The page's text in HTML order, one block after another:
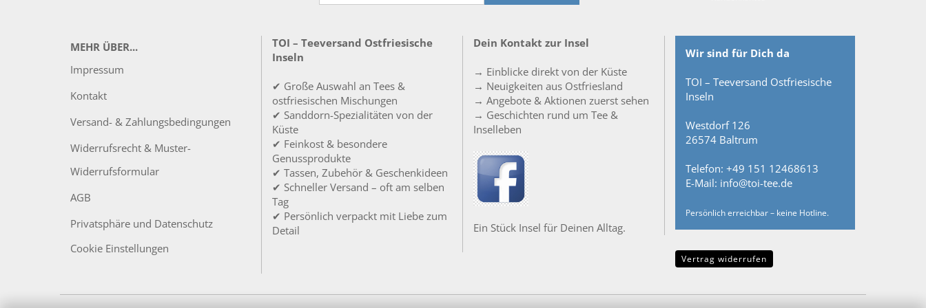
MEHR ÜBER...
Impressum
Kontakt
Versand- & Zahlungsbedingungen
Widerrufsrecht & Muster-
Widerrufsformular
AGB
Privatsphäre und Datenschutz
Cookie Einstellungen
TOI – Teeversand Ostfriesische
Inseln
✔ Große Auswahl an Tees &
ostfriesischen Mischungen
✔ Sanddorn-Spezialitäten von der
Küste
✔ Feinkost & besondere
Genussprodukte
✔ Tassen, Zubehör & Geschenkideen
✔ Schneller Versand – oft am selben
Tag
✔ Persönlich verpackt mit Liebe zum
Detail
Dein Kontakt zur Insel
→ Einblicke direkt von der Küste
→ Neuigkeiten aus Ostfriesland
→ Angebote & Aktionen zuerst sehen
→ Geschichten rund um Tee &
Inselleben
Ein Stück Insel für Deinen Alltag.
Wir sind für Dich da
TOI – Teeversand Ostfriesische
Inseln
Westdorf 126
26574 Baltrum
Telefon: +49 151 12468613
E-Mail: info@toi-tee.de
Persönlich erreichbar – keine Hotline.
Vertrag widerrufen